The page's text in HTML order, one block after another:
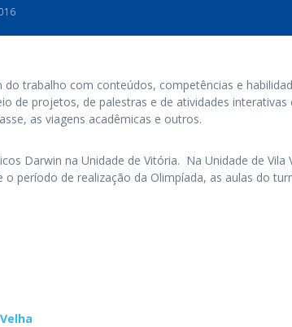
trabalho com conteúdos, competências e
de projetos, de palestras e de atividades
as viagens acadêmicas e outros.
Darwin na Unidade de Vitória. Na Unidade de Vila
período de realização da Olimpíada, as aulas do